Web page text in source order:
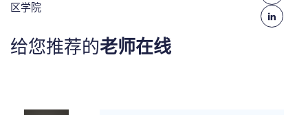
区学院
给您推荐的老师在线